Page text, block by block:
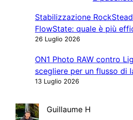
Stabilizzazione
FlowState: quale è più
26 Luglio 2026
ON1 Photo RAW contro
scegliere per un flusso di
13 Luglio 2026
Guillaume H